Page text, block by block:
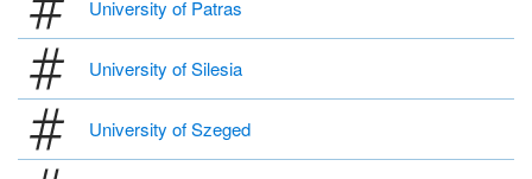
University of Patras
University of Silesia
University of Szeged